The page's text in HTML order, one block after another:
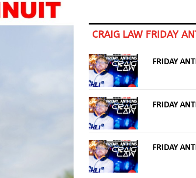
CRAIG LAW FRIDAY
FRIDAY
FRIDAY
FRIDAY